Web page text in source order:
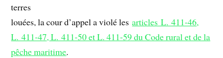
terres
louées, la cour d’appel a violé lesarticles L. 411-46,
L. 411-47, L. 411-50 et L. 411-59 du Code rural et de la
pêche maritime.